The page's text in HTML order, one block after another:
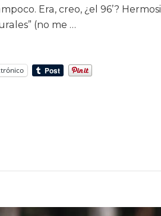
Era, creo, ¿el 96’?
(no me …